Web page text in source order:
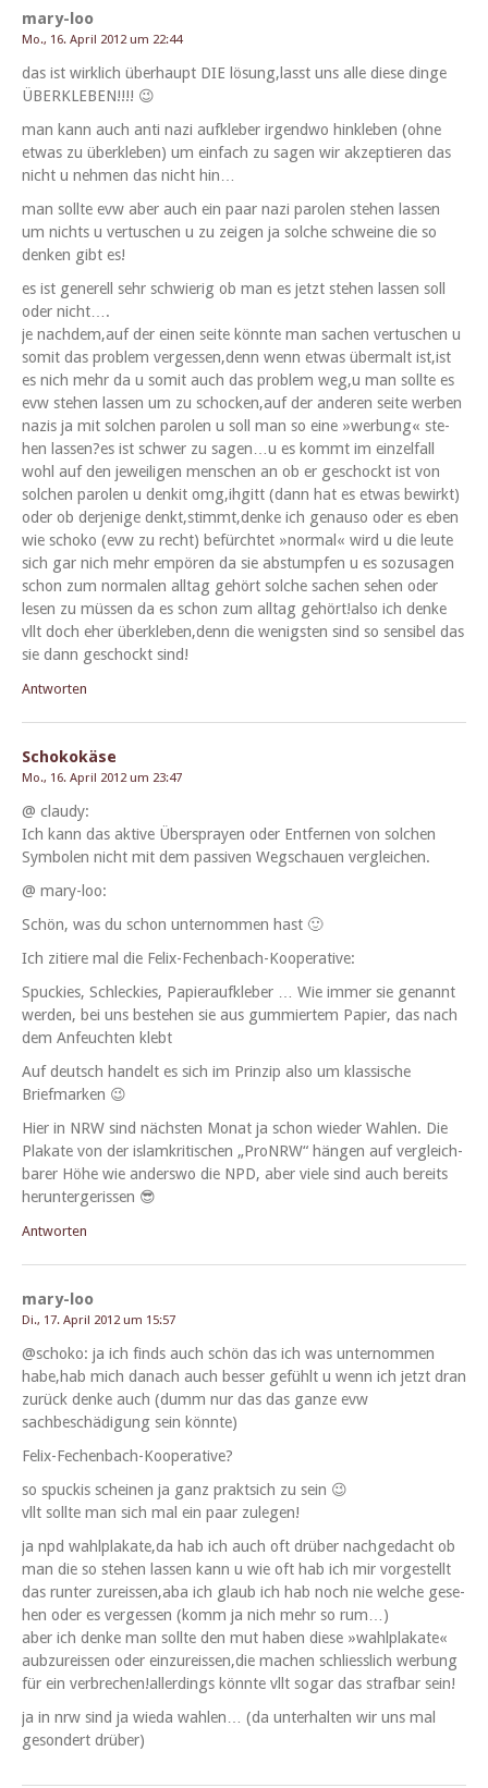
mary-loo
Mo., 16. April 2012 um 22:44
das ist wirk­lich über­haupt DIE lösung,lasst uns alle diese dinge
ÜBERKLEBEN!!!! 😉
man kann auch anti nazi aufk­le­ber irgend­wo hin­kleben (ohne
etwas zu überkleben) um ein­fach zu sagen wir akzep­tieren das
nicht u nehmen das nicht hin…
man sollte evw aber auch ein paar nazi parolen ste­hen lassen
um nichts u ver­tuschen u zu zeigen ja solche schweine die so
denken gibt es!
es ist generell sehr schwierig ob man es jet­zt ste­hen lassen soll
oder nicht….
je nachdem,auf der einen seite kön­nte man sachen ver­tuschen u
somit das prob­lem vergessen,denn wenn etwas über­malt ist,ist
es nich mehr da u somit auch das prob­lem weg,u man sollte es
evw ste­hen lassen um zu schocken,auf der anderen seite wer­ben
nazis ja mit solchen parolen u soll man so eine »wer­bung« ste­
hen lassen?es ist schw­er zu sagen…u es kommt im einzelfall
wohl auf den jew­eili­gen men­schen an ob er geschockt ist von
solchen parolen u denkit omg,ihgitt (dann hat es etwas bewirkt)
oder ob der­jenige denkt,stimmt,denke ich genau­so oder es eben
wie schoko (evw zu recht) befürchtet »nor­mal« wird u die leute
sich gar nich mehr empören da sie abs­tumpfen u es sozusagen
schon zum nor­malen all­t­ag gehört solche sachen sehen oder
lesen zu müssen da es schon zum all­t­ag gehört!also ich denke
vllt doch eher überkleben,denn die wenig­sten sind so sen­si­bel das
sie dann geschockt sind!
Antworten
Schokokäse
Mo., 16. April 2012 um 23:47
@ claudy:
Ich kann das aktive Über­sprayen oder Ent­fer­nen von solchen
Sym­bol­en nicht mit dem pas­siv­en Wegschauen vergleichen.
@ mary-loo:
Schön, was du schon unter­nom­men hast 🙂
Ich zitiere mal die Felix-Fechenbach-Kooperative:
Spuck­ies, Schleck­ies, Papier­aufk­le­ber … Wie immer sie genan­nt
wer­den, bei uns beste­hen sie aus gum­miertem Papi­er, das nach
dem Anfeucht­en klebt
Auf deutsch han­delt es sich im Prinzip also um klas­sis­che
Briefmarken 😉
Hier in NRW sind näch­sten Monat ja schon wieder Wahlen. Die
Plakate von der islamkri­tis­chen „ProN­RW“ hän­gen auf ver­gle­ich­
bar­er Höhe wie ander­swo die NPD, aber viele sind auch bere­its
heruntergerissen 😎
Antworten
mary-loo
Di., 17. April 2012 um 15:57
@schoko: ja ich finds auch schön das ich was unter­nom­men
habe,hab mich danach auch bess­er gefühlt u wenn ich jet­zt dran
zurück denke auch (dumm nur das das ganze evw
sachbeschädi­gung sein könnte)
Felix-Fechen­bach-Koop­er­a­tive?
so spuck­is scheinen ja ganz prak­t­sich zu sein 😉
vllt sollte man sich mal ein paar zulegen!
ja npd wahlplakate,da hab ich auch oft drüber nachgedacht ob
man die so ste­hen lassen kann u wie oft hab ich mir vorgestellt
das runter zureissen,aba ich glaub ich hab noch nie welche gese­
hen oder es vergessen (komm ja nich mehr so rum…)
aber ich denke man sollte den mut haben diese »wahlplakate«
aubzureis­sen oder einzureissen,die machen schliesslich wer­bung
für ein verbrechen!allerdings kön­nte vllt sog­ar das straf­bar sein!
ja in nrw sind ja wie­da wahlen… (da unter­hal­ten wir uns mal
geson­dert drüber)